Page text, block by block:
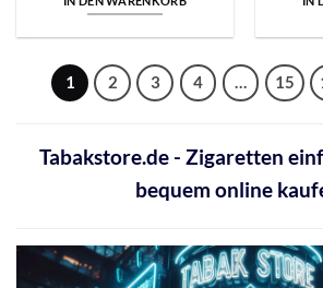
1 2 3 4 … 15
Tabakstore.de - Zigaretten
bequem online